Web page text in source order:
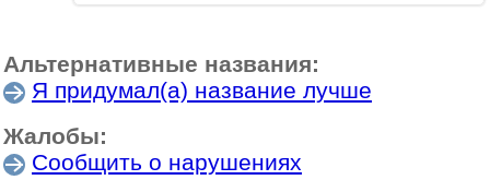
Альтернативные названия:
Я придумал(а) название лучше
Жалобы:
Сообщить о нарушениях